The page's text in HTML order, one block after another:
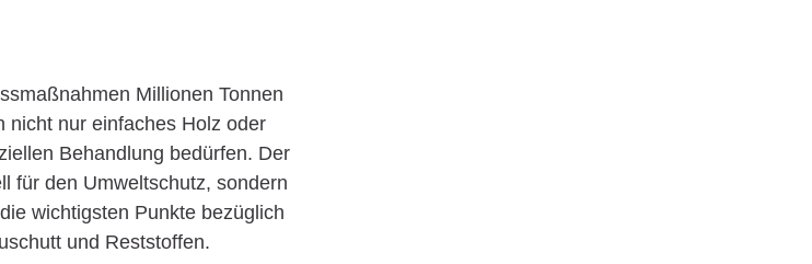
Millionen Tonnen
nicht nur einfaches Holz oder
Behandlung bedürfen. Der
für den Umweltschutz, sondern
wichtigsten Punkte bezüglich
und Reststoffen.